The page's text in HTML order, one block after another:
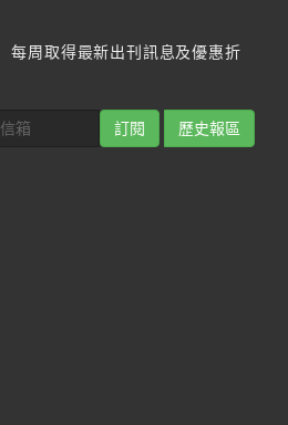
每周取得最新出刊訊息及優惠折
訂閱 歷史報區